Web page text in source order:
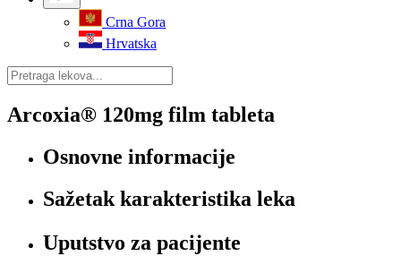
Crna Gora
Hrvatska
Arcoxia® 120mg film tableta
Osnovne informacije
Sažetak karakteristika leka
Uputstvo za pacijente